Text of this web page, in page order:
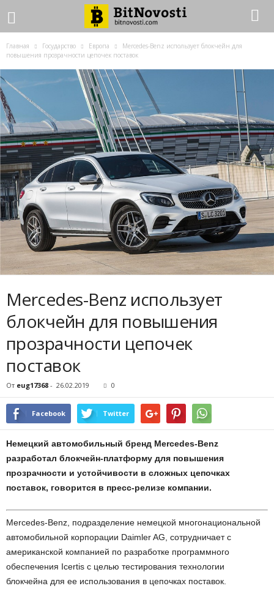
Главная Государство Европа
Mercedes-Benz использует блокчейн для
повышения прозрачности цепочек поставок
Mercedes-Benz использует
блокчейн для повышения
прозрачности цепочек
поставок
От eug17368 - 26.02.2019 0
Facebook Twitter
Немецкий автомобильный бренд Mercedes-Benz
разработал блокчейн-платформу для повышения
прозрачности и устойчивости в сложных цепочках
поставок, говорится в пресс-релизе компании.
Mercedes-Benz, подразделение немецкой многонациональной
автомобильной корпорации Daimler AG, сотрудничает с
американской компанией по разработке программного
обеспечения Icertis с целью тестирования технологии
блокчейна для ее использования в цепочках поставок.